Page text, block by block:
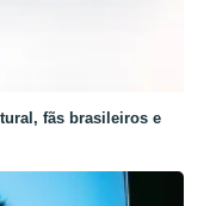
fãs brasileiros e